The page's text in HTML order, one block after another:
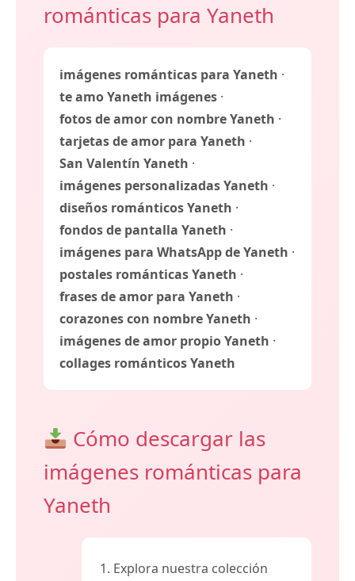
románticas para Yaneth
imágenes románticas para Yaneth ·
te amo Yaneth imágenes ·
fotos de amor con nombre Yaneth ·
tarjetas de amor para Yaneth ·
San Valentín Yaneth ·
imágenes personalizadas Yaneth ·
diseños románticos Yaneth ·
fondos de pantalla Yaneth ·
imágenes para WhatsApp de Yaneth ·
postales románticas Yaneth ·
frases de amor para Yaneth ·
corazones con nombre Yaneth ·
imágenes de amor propio Yaneth ·
collages románticos Yaneth
Cómo descargar las
imágenes románticas para
Yaneth
Explora nuestra colección